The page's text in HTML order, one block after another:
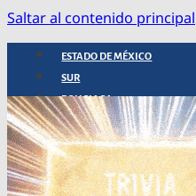
Saltar al contenido principal
ESTADO DE MÉXICO
SUR
POLICIACA
NACIONAL
INTERNACIONAL
ARTE, CIENCIA Y TECNOLOGÍA
COLUMNAS